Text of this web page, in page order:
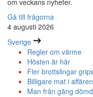
om veckans nyheter.
Gå till frågorna
4 augusti 2026
Sverige
Regler om värme
Hösten är här
Fler brottslingar
Billigare mat i affären
Man från gäng